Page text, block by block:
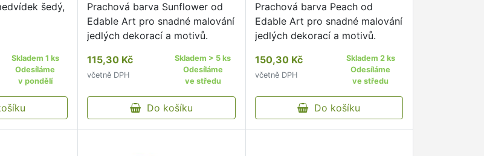
šedý,
Skladem 1 ks
Odesíláme
v pondělí
Prachová barva Sunflower od
Edable Art pro snadné malování
jedlých dekorací a motivů.
115,30 Kč
včetně DPH
Skladem > 5 ks
Odesíláme
ve středu
Do košíku
Prachová barva Peach od
Edable Art pro snadné malování
jedlých dekorací a motivů.
150,30 Kč
včetně DPH
Skladem 2 ks
Odesíláme
ve středu
Do košíku